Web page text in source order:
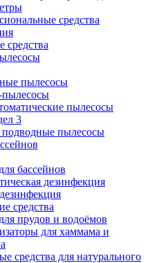
средства
средства
пылесосы
пылесосы
3
пылесосы
бассейнов
дезинфекция
средства
прудов и водоёмов
для хаммама и
средства для натурального